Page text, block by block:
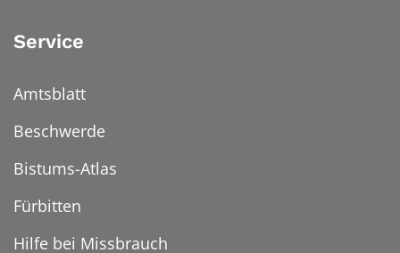
Service
Amtsblatt
Beschwerde
Bistums-Atlas
Fürbitten
Hilfe bei Missbrauch